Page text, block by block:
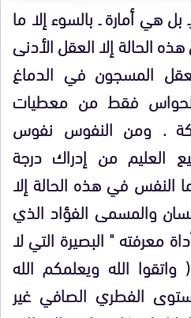
هي أمارة ـ بالسوء إلا ما
الحالة إلا العقل الأدنى
المسجون في الدماغ
فقط من معطيات
. ومن النفوس نفوس
العليم من إدراك درجة
النفس في هذه الحالة إلا
والمسمى الفؤاد الذي
معرفته " البصيرة التي لا
الله ويعلمكم الله
الفطري الصافي غير